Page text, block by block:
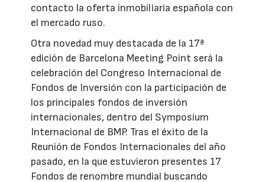
contacto la oferta inmobiliaria española con
el mercado ruso.
Otra novedad muy destacada de la 17ª
edición de Barcelona Meeting Point será la
celebración del Congreso Internacional de
Fondos de Inversión con la participación de
los principales fondos de inversión
internacionales, dentro del Symposium
Internacional de BMP. Tras el éxito de la
Reunión de Fondos Internacionales del año
pasado, en la que estuvieron presentes 17
Fondos de renombre mundial buscando